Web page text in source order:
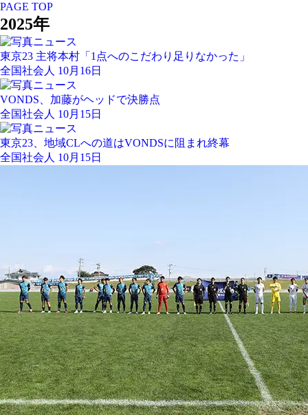
PAGE TOP
2025年
東京23 主将本村「1点へのこだわり足りなかった」
全国社会人 10月16日
VONDS、加藤がヘッドで決勝点
全国社会人 10月15日
東京23、地域CLへの道はVONDSに阻まれ終幕
全国社会人 10月15日